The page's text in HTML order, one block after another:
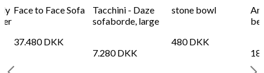
Face to Face Sofa
37.480DKK
Tacchini - Daze
sofaborde, large
7.280DKK
stone bowl
480DKK